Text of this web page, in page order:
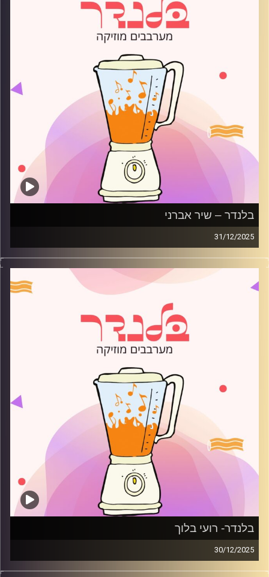
בלנדר – שיר אברני
31/12/2025
מוזיקה רגועה לפתוח איתה את הבוקר בהגשת שיר אברני
קרדיט תמונות:
AudioVersity
בלנדר- רועי בלוך
30/12/2025
מוזיקה רגועה לפתוח איתה את הבוקר בהגשת רועי בלוך